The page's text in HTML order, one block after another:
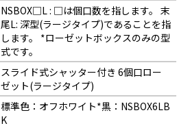
NSBOX□L : □は個口数を指します。 末
尾L: 深型(ラージタイプ)であることを指
します。 *ローゼットボックスのみの型
式です。
スライド式シャッター付き 6個口ロー
ゼット(ラージタイプ)
標準色：オフホワイト*黒：NSBOX6LB
K